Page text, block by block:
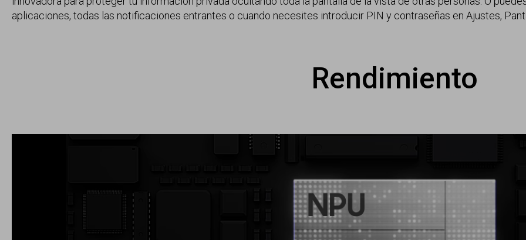
aplicaciones, todas las notificaciones entrantes o cuando necesites introducir PIN y contraseñas en Ajustes,
Rendimiento